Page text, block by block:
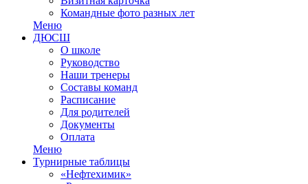
Командные фото разных лет
Меню
ДЮСШ
О школе
Руководство
Наши тренеры
Составы команд
Расписание
Для родителей
Документы
Оплата
Меню
Турнирные таблицы
«Нефтехимик»